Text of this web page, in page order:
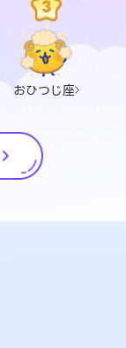
おひつじ座